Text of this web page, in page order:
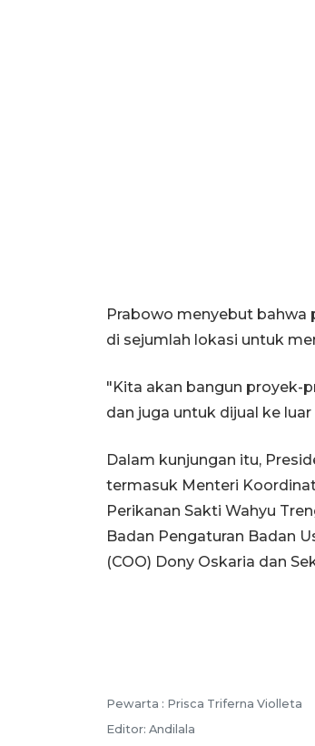
Prabowo menyebut bahwa
di sejumlah lokasi untuk
"Kita akan bangun proyek-
dan juga untuk dijual ke
Dalam kunjungan itu,
termasuk Menteri
Perikanan Sakti Wahyu
Badan Pengaturan Badan
(COO) Dony Oskaria dan
Pewarta : Prisca Triferna Violleta
Editor: Andilala